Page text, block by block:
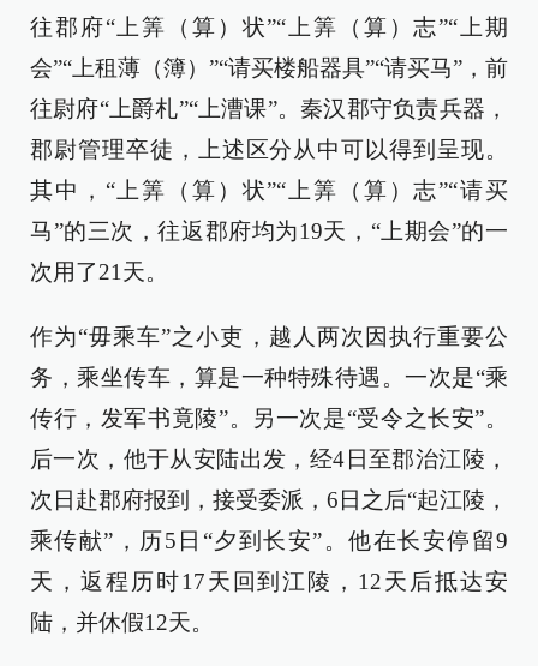
往郡府“上筭（算）状”“上筭（算）志”“上期
会”“上租薄（簿）”“请买楼船器具”“请买马”，前
往尉府“上爵札”“上漕课”。秦汉郡守负责兵器，
郡尉管理卒徒，上述区分从中可以得到呈现。
其中，“上筭（算）状”“上筭（算）志”“请买
马”的三次，往返郡府均为19天，“上期会”的一
次用了21天。
作为“毋乘车”之小吏，越人两次因执行重要公
务，乘坐传车，算是一种特殊待遇。一次是“乘
传行，发军书竟陵”。另一次是“受令之长安”。
后一次，他于从安陆出发，经4日至郡治江陵，
次日赴郡府报到，接受委派，6日之后“起江陵，
乘传献”，历5日“夕到长安”。他在长安停留9
天，返程历时17天回到江陵，12天后抵达安
陆，并休假12天。